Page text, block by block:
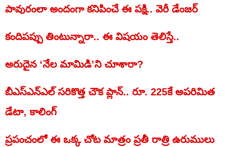
పావురంలా అందంగా కనిపించే ఈ పక్షి.. వెరీ డేంజర్‌
కందిపప్పు తింటున్నారా.. ఈ విషయం తెలిస్తే..
అరుదైన ‘నేల మామిడి’ని చూశారా?
బీఎస్ఎన్ఎల్ సరికొత్త చౌక ప్లాన్.. రూ. 225కే అపరిమిత
డేటా, కాలింగ్
ప్రపంచంలో ఈ ఒక్క చోట మాత్రం ప్రతీ రాత్రి ఉరుములు